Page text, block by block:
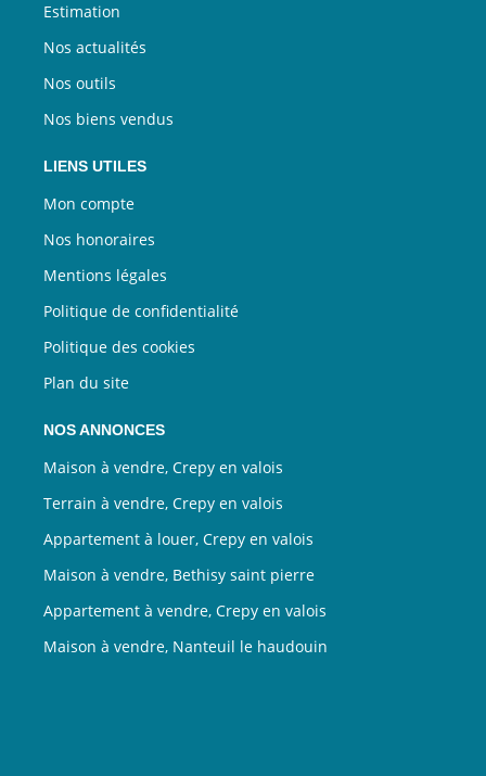
Estimation
Nos actualités
Nos outils
Nos biens vendus
LIENS UTILES
Mon compte
Nos honoraires
Mentions légales
Politique de confidentialité
Politique des cookies
Plan du site
NOS ANNONCES
Maison à vendre, Crepy en valois
Terrain à vendre, Crepy en valois
Appartement à louer, Crepy en valois
Maison à vendre, Bethisy saint pierre
Appartement à vendre, Crepy en valois
Maison à vendre, Nanteuil le haudouin